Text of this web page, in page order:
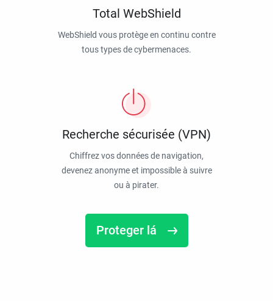
Total WebShield
WebShield vous protège en continu contre
tous types de cybermenaces.
Recherche sécurisée (VPN)
Chiffrez vos données de navigation,
devenez anonyme et impossible à suivre
ou à pirater.
Proteger lá